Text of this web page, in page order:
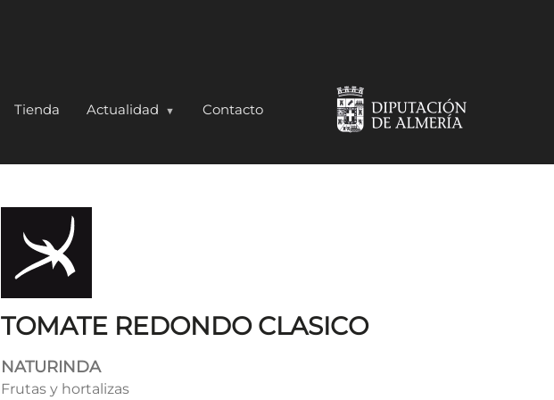
Tienda Actualidad Contacto
TOMATE REDONDO CLASICO
NATURINDA
Frutas y hortalizas